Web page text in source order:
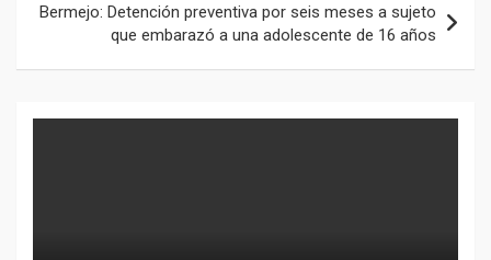
Bermejo: Detención preventiva por seis meses a sujeto
que embarazó a una adolescente de 16 años